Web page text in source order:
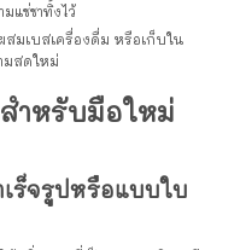
แช่ชาทิ้งไว้
สมเบสเครื่องดื่ม หรือเก็บใน
มสดใหม่
ำหรับมือใหม่
ร็จรูปหรือแบบใบ